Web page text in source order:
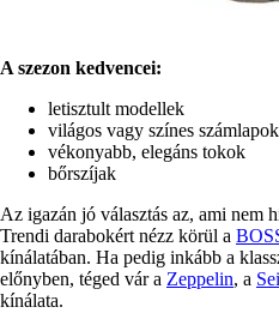
A szezon kedvencei:
letisztult modellek
világos vagy színes számlapok
vékonyabb, elegáns tokok
bőrszíjak
Az igazán jó választás az, ami nem
Trendi darabokért nézz körül a
kínálatában. Ha pedig inkább a
előnyben, téged vár a Zeppelin, a
kínálata.